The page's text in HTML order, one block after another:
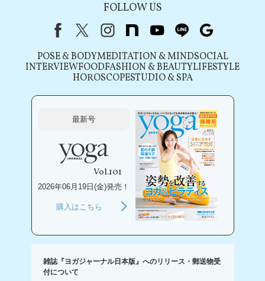
FOLLOW US
FacebookX（旧Twitter）
instagram
note youtubeline
POSE & BODYMEDITATION & MINDSOCIAL
INTERVIEWFOODFASHION & BEAUTYLIFESTYLE
HOROSCOPESTUDIO & SPA
最新号
Vol.101
2026年06月19日(金)発売！
購入はこちら
雑誌『ヨガジャーナル日本版』へのリリース・郵送物受
付について